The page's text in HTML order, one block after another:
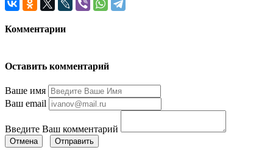
Комментарии
Оставить комментарий
Ваше имя
Ваш email
Введите Ваш комментарий
Отмена Отправить